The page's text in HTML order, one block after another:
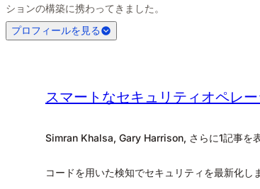
ションの構築に携わってきました。
プロフィールを見る
スマートなセキュリティオペレ
Simran Khalsa, Gary Harrison, さらに1記事を
コードを用いた検知でセキュリティを最新化